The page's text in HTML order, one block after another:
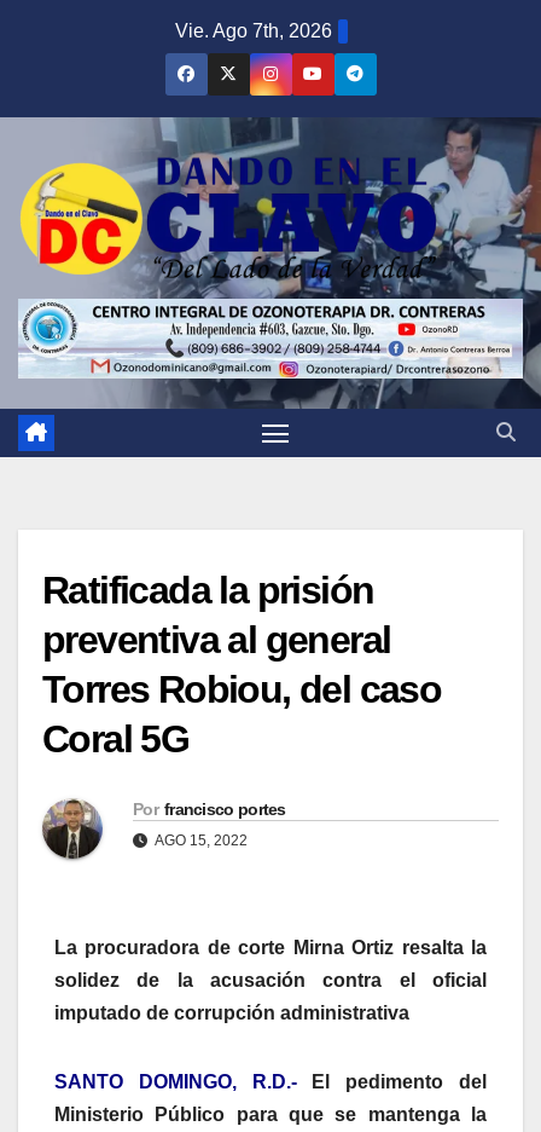
Vie. Ago 7th, 2026
Ratificada la prisión
preventiva al general
Torres Robiou, del caso
Coral 5G
Por francisco portes
AGO 15, 2022
La procuradora de corte Mirna Ortiz resalta la
solidez de la acusación contra el oficial
imputado de corrupción administrativa
SANTO DOMINGO, R.D.-
El pedimento del
Ministerio Público para que se mantenga la